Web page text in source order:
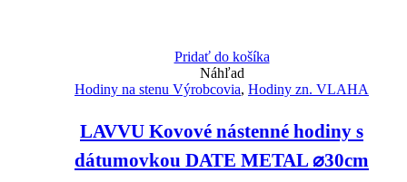
Pridať do košíka
Náhľad
Hodiny na stenu Výrobcovia, Hodiny zn. VLAHA
LAVVU Kovové nástenné hodiny s
dátumovkou DATE METAL ⌀30cm